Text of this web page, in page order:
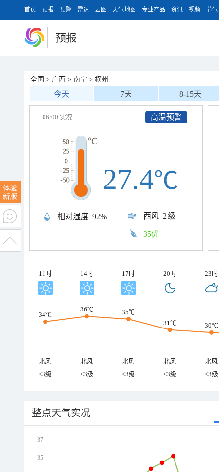
首页 预报 预警 雷达 云图 天气地图 专业产品 资讯 视频 节气
预报
全国 > 广西 > 南宁 > 横州
今天 7天 8-15天
06:00 实况
相对湿度 92% 西风 2级
27.4℃
35优
高温预警
11时 14时 17时 20时 23时
34℃
36℃
35℃
31℃
30℃
北风 北风 北风 北风
北风
<3级
<3级 <3级 <3级 <3级
整点天气实况
37
35